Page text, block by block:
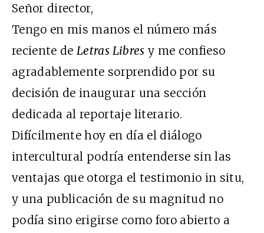
Señor director,
Tengo en mis manos el número más
reciente deLetras Libres y me confieso
agradablemente sorprendido por su
decisión de inaugurar una sección
dedicada al reportaje literario.
Difícilmente hoy en día el diálogo
intercultural podría entenderse sin las
ventajas que otorga el testimonio in situ,
y una publicación de su magnitud no
podía sino erigirse como foro abierto a